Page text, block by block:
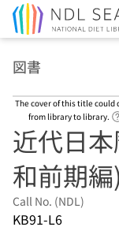
図書
The cover of this title could
from library to library.
近代日
和前期編)
Call No. (NDL)
KB91-L6